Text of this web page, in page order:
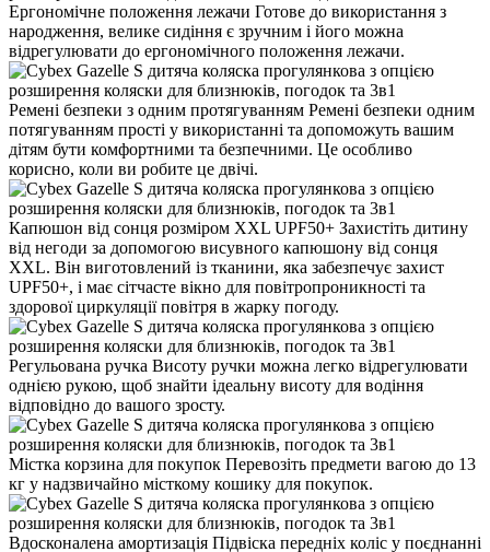
Ергономічне положення лежачи Готове до використання з
народження, велике сидіння є зручним і його можна
відрегулювати до ергономічного положення лежачи.
Ремені безпеки з одним протягуванням Ремені безпеки одним
потягуванням прості у використанні та допоможуть вашим
дітям бути комфортними та безпечними. Це особливо
корисно, коли ви робите це двічі.
Капюшон від сонця розміром XXL UPF50+ Захистіть дитину
від негоди за допомогою висувного капюшону від сонця
XXL. Він виготовлений із тканини, яка забезпечує захист
UPF50+, і має сітчасте вікно для повітропроникності та
здорової циркуляції повітря в жарку погоду.
Регульована ручка Висоту ручки можна легко відрегулювати
однією рукою, щоб знайти ідеальну висоту для водіння
відповідно до вашого зросту.
Містка корзина для покупок Перевозіть предмети вагою до 13
кг у надзвичайно місткому кошику для покупок.
Вдосконалена амортизація Підвіска передніх коліс у поєднанні